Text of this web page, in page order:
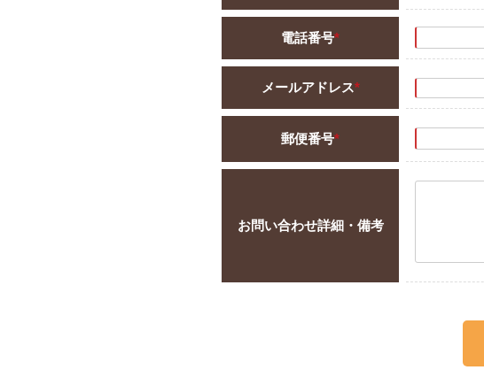
電話番号*
メールアドレス*
郵便番号*
お問い合わせ詳細・備考